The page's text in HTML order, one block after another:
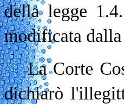
della legge
modificata
La Corte
dichiarò